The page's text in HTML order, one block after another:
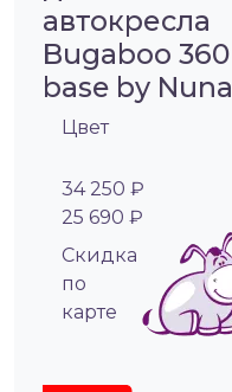
автокресла
Bugaboo 360
base by Nuna
Цвет
34 250 ₽
25 690 ₽
Cкидка
по
карте